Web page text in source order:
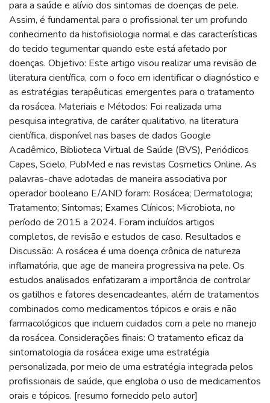
para a saúde e alívio dos sintomas de doenças de pele.
Assim, é fundamental para o profissional ter um profundo
conhecimento da histofisiologia normal e das características
do tecido tegumentar quando este está afetado por
doenças. Objetivo: Este artigo visou realizar uma revisão de
literatura científica, com o foco em identificar o diagnóstico e
as estratégias terapêuticas emergentes para o tratamento
da rosácea. Materiais e Métodos: Foi realizada uma
pesquisa integrativa, de caráter qualitativo, na literatura
científica, disponível nas bases de dados Google
Acadêmico, Biblioteca Virtual de Saúde (BVS), Periódicos
Capes, Scielo, PubMed e nas revistas Cosmetics Online. As
palavras-chave adotadas de maneira associativa por
operador booleano E/AND foram: Rosácea; Dermatologia;
Tratamento; Sintomas; Exames Clínicos; Microbiota, no
período de 2015 a 2024. Foram incluídos artigos
completos, de revisão e estudos de caso. Resultados e
Discussão: A rosácea é uma doença crônica de natureza
inflamatória, que age de maneira progressiva na pele. Os
estudos analisados enfatizaram a importância de controlar
os gatilhos e fatores desencadeantes, além de tratamentos
combinados como medicamentos tópicos e orais e não
farmacológicos que incluem cuidados com a pele no manejo
da rosácea. Considerações finais: O tratamento eficaz da
sintomatologia da rosácea exige uma estratégia
personalizada, por meio de uma estratégia integrada pelos
profissionais de saúde, que engloba o uso de medicamentos
orais e tópicos. [resumo fornecido pelo autor]